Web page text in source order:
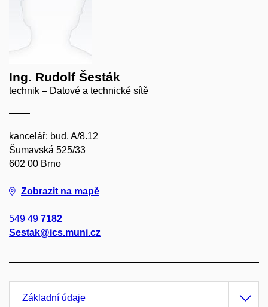
Ing. Rudolf Šesták
technik – Datové a technické sítě
kancelář: bud. A/8.12
Šumavská 525/33
602 00 Brno
Zobrazit na mapě
549 49 7182
Sestak@ics.muni.cz
Základní údaje